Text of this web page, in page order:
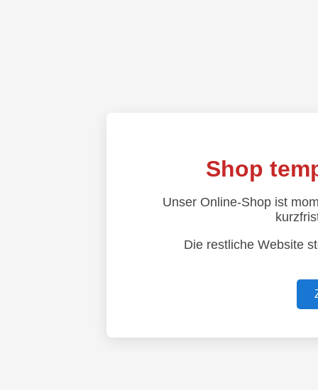
Shop
Unser Online-Shop ist
Die restliche Website